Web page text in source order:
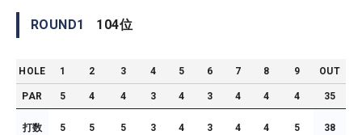
ROUND1 104位
HOLE 1 2 3 4 5 6 7 8 9 OUT
PAR 5 4 4 3 4 3 4 4 4 35
打数 5 5 5 3 4 3 4 4 5 38